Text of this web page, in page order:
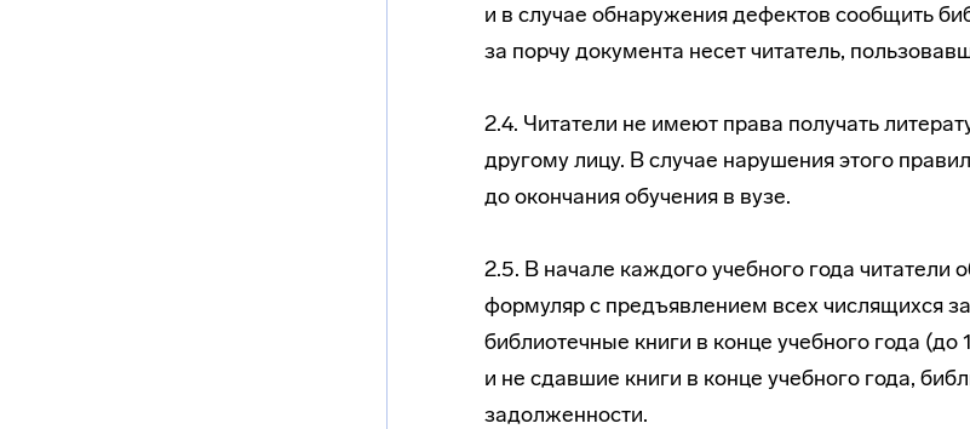
и в случае обнаружения дефектов сообщить
за порчу документа несет читатель,
2.4. Читатели не имеют права получать
другому лицу. В случае нарушения этого
до окончания обучения в вузе.
2.5. В начале каждого учебного года читатели
формуляр с предъявлением всех числящихся
библиотечные книги в конце учебного года
и не сдавшие книги в конце учебного года,
задолженности.